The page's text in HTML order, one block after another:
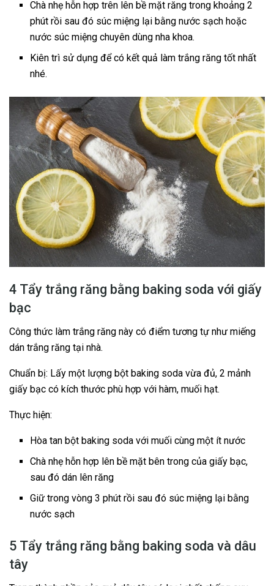
Chà nhẹ hỗn hợp trên lên bề mặt răng trong khoảng 2
phút rồi sau đó súc miệng lại bằng nước sạch hoặc
nước súc miệng chuyên dùng nha khoa.
Kiên trì sử dụng để có kết quả làm trắng răng tốt nhất
nhé.
4 Tẩy trắng răng bằng baking soda với giấy
bạc
Công thức làm trắng răng này có điểm tương tự như miếng
dán trắng răng tại nhà.
Chuẩn bị: Lấy một lượng bột baking soda vừa đủ, 2 mảnh
giấy bạc có kích thước phù hợp với hàm, muối hạt.
Thực hiện:
Hòa tan bột baking soda với muối cùng một ít nước
Chà nhẹ hỗn hợp lên bề mặt bên trong của giấy bạc,
sau đó dán lên răng
Giữ trong vòng 3 phút rồi sau đó súc miệng lại bằng
nước sạch
5 Tẩy trắng răng bằng baking soda và dâu
tây